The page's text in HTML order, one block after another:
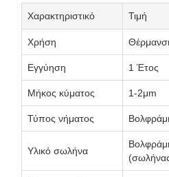
Χαρακτηριστικό Τιμή
Χρήση
Εγγύηση 1 Έτος
Μήκος κύματος 1-2μm
Τύπος νήματος
Υλικό σωλήνα